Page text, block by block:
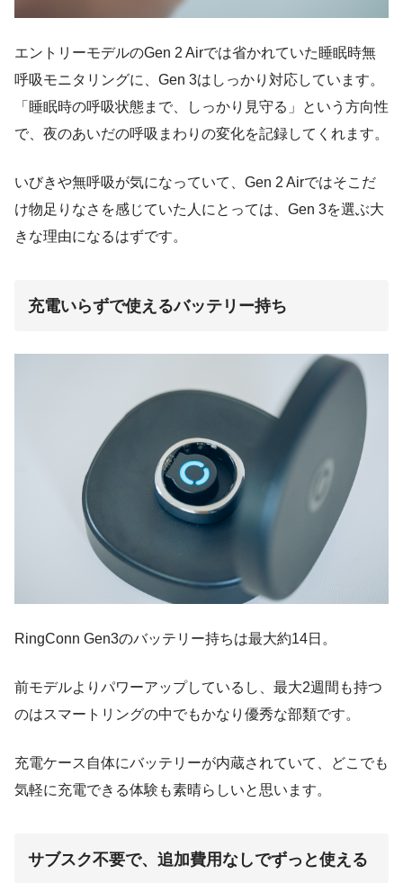
エントリーモデルのGen 2 Airでは省かれていた睡眠時無
呼吸モニタリングに、Gen 3はしっかり対応しています。
「睡眠時の呼吸状態まで、しっかり見守る」という方向性
で、夜のあいだの呼吸まわりの変化を記録してくれます。
いびきや無呼吸が気になっていて、Gen 2 Airではそこだ
け物足りなさを感じていた人にとっては、Gen 3を選ぶ大
きな理由になるはずです。
充電いらずで使えるバッテリー持ち
RingConn Gen3のバッテリー持ちは最大約14日。
前モデルよりパワーアップしているし、最大2週間も持つ
のはスマートリングの中でもかなり優秀な部類です。
充電ケース自体にバッテリーが内蔵されていて、どこでも
気軽に充電できる体験も素晴らしいと思います。
サブスク不要で、追加費用なしでずっと使える